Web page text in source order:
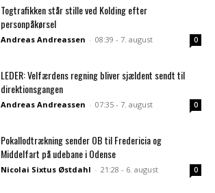
Togtrafikken står stille ved Kolding efter
personpåkørsel
Andreas Andreassen - 08:39 - 7. august 0
LEDER: Velfærdens regning bliver sjældent sendt til
direktionsgangen
Andreas Andreassen - 07:35 - 7. august 0
Pokallodtrækning sender OB til Fredericia og
Middelfart på udebane i Odense
Nicolai Sixtus Østdahl - 21:28 - 6. august 0